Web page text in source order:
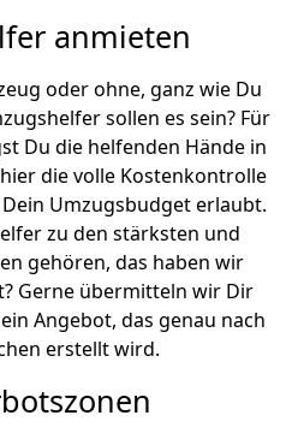
anmieten
oder ohne, ganz wie Du
sollen es sein? Für
Du die helfenden Hände in
die volle Kostenkontrolle
Umzugsbudget erlaubt.
zu den stärksten und
gehören, das haben wir
Gerne übermitteln wir Dir
Angebot, das genau nach
erstellt wird.